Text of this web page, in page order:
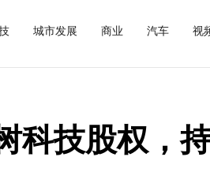
城市发展 商业 汽车 视
科技股权，